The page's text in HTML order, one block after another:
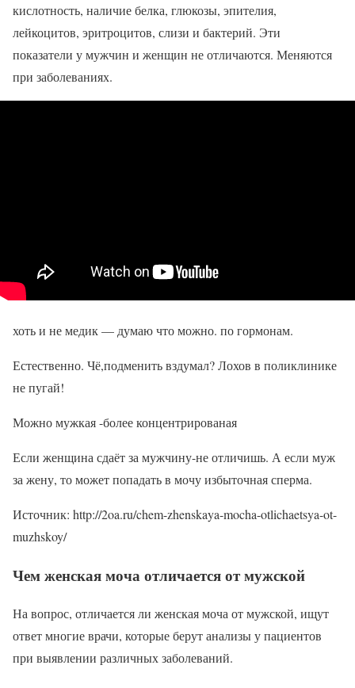
кислотность, наличие белка, глюкозы, эпителия,
лейкоцитов, эритроцитов, слизи и бактерий. Эти
показатели у мужчин и женщин не отличаются. Меняются
при заболеваниях.
хоть и не медик — думаю что можно. по гормонам.
Естественно. Чё,подменить вздумал? Лохов в поликлинике
не пугай!
Можно мужкая -более концентрированая
Если женщина сдаёт за мужчину-не отличишь. А если муж
за жену, то может попадать в мочу избыточная сперма.
Источник: http://2oa.ru/chem-zhenskaya-mocha-otlichaetsya-ot-
muzhskoy/
Чем женская моча отличается от мужской
На вопрос, отличается ли женская моча от мужской, ищут
ответ многие врачи, которые берут анализы у пациентов
при выявлении различных заболеваний.